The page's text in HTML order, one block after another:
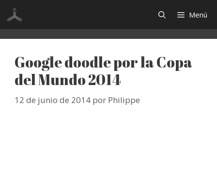
Saltar
contenido
Menú
Google doodle por la Copa
del Mundo 2014
12 de junio de 2014 por Philippe